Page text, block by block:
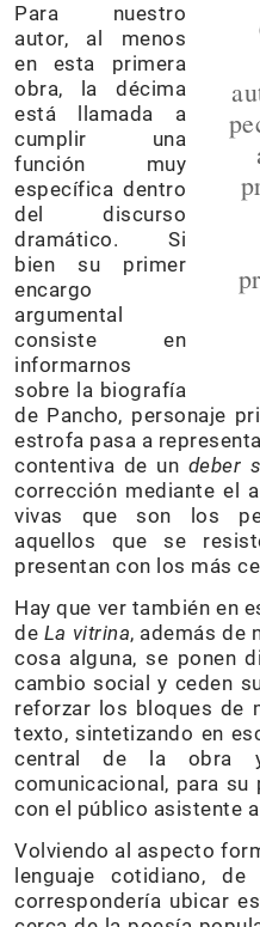
Para nuestro
autor, al menos
en esta primera
obra, la décima
está llamada a
cumplir una
función muy
específica dentro
del discurso
dramático. Si
bien su primer
encargo
argumental
consiste en
informarnos
sobre la biografía
de Pancho, personaje
estrofa pasa a
contentiva de un deber
corrección mediante el
vivas que son los
aquellos que se
presentan con los más
Hay que ver también en
de La vitrina, además de
cosa alguna, se ponen
cambio social y ceden
reforzar los bloques de
texto, sintetizando en
central de la obra y
comunicacional, para
con el público asistente
Volviendo al aspecto
lenguaje cotidiano,
correspondería ubicar